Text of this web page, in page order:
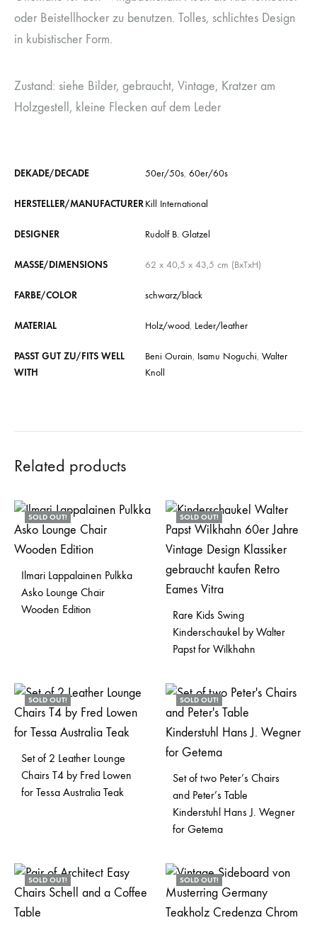
oder Beistellhocker zu benutzen. Tolles, schlichtes Design
in kubistischer Form.
Zustand: siehe Bilder, gebraucht, Vintage, Kratzer am
Holzgestell, kleine Flecken auf dem Leder
DEKADE/DECADE 50er/50s, 60er/60s
HERSTELLER/MANUFACTURERKill International
DESIGNER Rudolf B. Glatzel
MASSE/DIMENSIONS 62 x 40,5 x 43,5 cm (BxTxH)
FARBE/COLOR schwarz/black
MATERIAL Holz/wood, Leder/leather
PASST GUT ZU/FITS WELL
WITH
Beni Ourain, Isamu Noguchi, Walter
Knoll
Related products
SOLD OUT!
Ilmari Lappalainen Pulkka
Asko Lounge Chair
Wooden Edition
SOLD OUT!
Rare Kids Swing
Kinderschaukel by Walter
Papst for Wilkhahn
SOLD OUT!
Set of 2 Leather Lounge
Chairs T4 by Fred Lowen
for Tessa Australia Teak
SOLD OUT!
Set of two Peter’s Chairs
and Peter’s Table
Kinderstuhl Hans J. Wegner
for Getema
SOLD OUT! SOLD OUT!